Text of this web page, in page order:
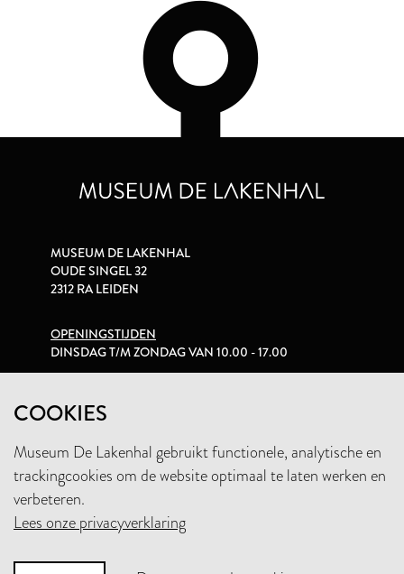
COOKIES
Museum De Lakenhal gebruikt functionele, analytische en
trackingcookies om de website optimaal te laten werken en
verbeteren.
Lees onze privacyverklaring
MUSEUM DE LAKENHAL
OUDE SINGEL 32
2312 RA LEIDEN
OPENINGSTIJDEN
DINSDAG T/M ZONDAG VAN 10.00 - 17.00
+31 (0)71 5165360
INFO@LAKENHAL.NL
STEUN HET MUSEUM